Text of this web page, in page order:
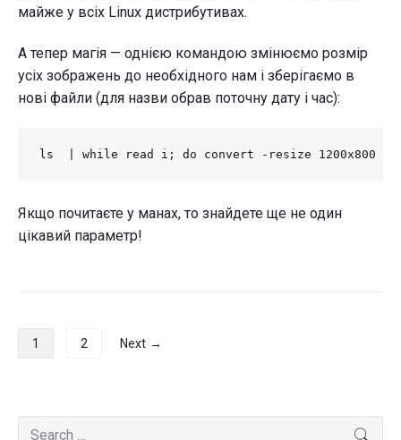
майже у всіх Linux дистрибутивах.
А тепер магія — однією командою змінюємо розмір
усіх зображень до необхідного нам і зберігаємо в
нові файли (для назви обрав поточну дату і час):
ls  | while read i; do convert -resize 1200x800
Якщо почитаєте у манах, то знайдете ще не один
цікавий параметр!
Навигация
по
1 2 Next →
Primary